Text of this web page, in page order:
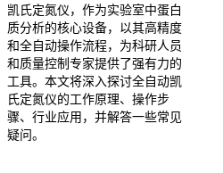
凯氏定氮仪，作为实验室中蛋白
质分析的核心设备，以其高精度
和全自动操作流程，为科研人员
和质量控制专家提供了强有力的
工具。本文将深入探讨全自动凯
氏定氮仪的工作原理、操作步
骤、行业应用，并解答一些常见
疑问。